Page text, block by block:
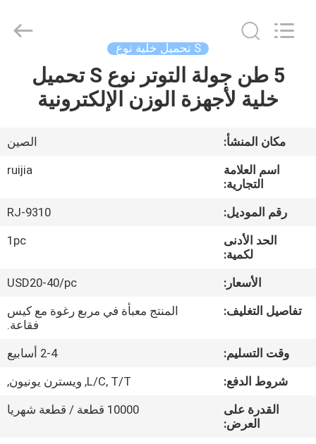
أشرطة
معلومات
جولة
المعمل
رقابة
جودة
Instruments
S تحميل خلية نوع
5 طن جولة التوتر نوع S تحميل
خلية لأجهزة الوزن الإلكترونية
مكان المنشأ:
الصين
اسم العلامة
التجارية:
ruijia
رقم الموديل:
RJ-9310
الحد الأدنى
لكمية:
1pc
الأسعار:
USD20-40/pc
تفاصيل التغليف:
المنتج معبأة في مربع رغوة مع كيس
فقاعة.
وقت التسليم:
2-4 أسابيع
شروط الدفع:
L/C, T/T, ويسترن يونيون,
القدرة على
العرض:
10000 قطعة / قطعة شهريا